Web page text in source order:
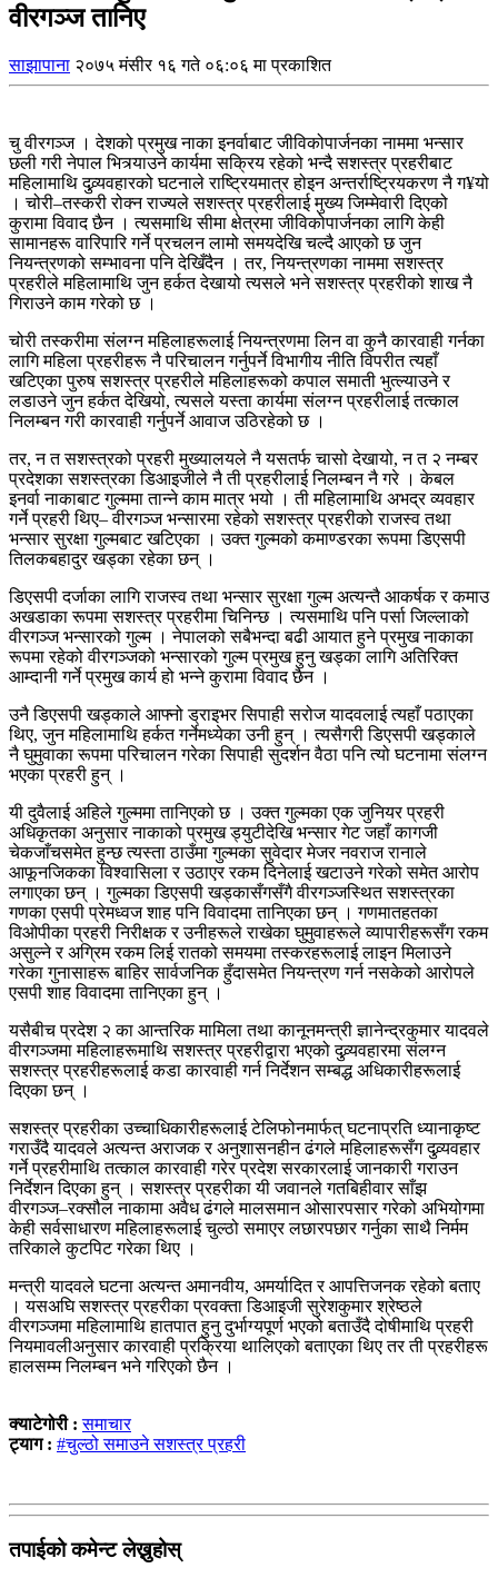
वीरगञ्ज तानिए
साझापाना २०७५ मंसीर १६ गते ०६:०६ मा प्रकाशित
चु वीरगञ्ज । देशको प्रमुख नाका इनर्वाबाट जीविकोपार्जनका नाममा भन्सार
छली गरी नेपाल भित्र्याउने कार्यमा सक्रिय रहेको भन्दै सशस्त्र प्रहरीबाट
महिलामाथि दुव्र्यवहारको घटनाले राष्ट्रियमात्र होइन अन्तर्राष्ट्रियकरण नै ग¥यो
। चोरी–तस्करी रोक्न राज्यले सशस्त्र प्रहरीलाई मुख्य जिम्मेवारी दिएको
कुरामा विवाद छैन । त्यसमाथि सीमा क्षेत्रमा जीविकोपार्जनका लागि केही
सामानहरू वारिपारि गर्ने प्रचलन लामो समयदेखि चल्दै आएको छ जुन
नियन्त्रणको सम्भावना पनि देखिँदैन । तर, नियन्त्रणका नाममा सशस्त्र
प्रहरीले महिलामाथि जुन हर्कत देखायो त्यसले भने सशस्त्र प्रहरीको शाख नै
गिराउने काम गरेको छ ।
चोरी तस्करीमा संलग्न महिलाहरूलाई नियन्त्रणमा लिन वा कुनै कारवाही गर्नका
लागि महिला प्रहरीहरू नै परिचालन गर्नुपर्ने विभागीय नीति विपरीत त्यहाँ
खटिएका पुरुष सशस्त्र प्रहरीले महिलाहरूको कपाल समाती भुत्ल्याउने र
लडाउने जुन हर्कत देखियो, त्यसले यस्ता कार्यमा संलग्न प्रहरीलाई तत्काल
निलम्बन गरी कारवाही गर्नुपर्ने आवाज उठिरहेको छ ।
तर, न त सशस्त्रको प्रहरी मुख्यालयले नै यसतर्फ चासो देखायो, न त २ नम्बर
प्रदेशका सशस्त्रका डिआइजीले नै ती प्रहरीलाई निलम्बन नै गरे । केबल
इनर्वा नाकाबाट गुल्ममा तान्ने काम मात्र भयो । ती महिलामाथि अभद्र व्यवहार
गर्ने प्रहरी थिए– वीरगञ्ज भन्सारमा रहेको सशस्त्र प्रहरीको राजस्व तथा
भन्सार सुरक्षा गुल्मबाट खटिएका । उक्त गुल्मको कमाण्डरका रूपमा डिएसपी
तिलकबहादुर खड्का रहेका छन् ।
डिएसपी दर्जाका लागि राजस्व तथा भन्सार सुरक्षा गुल्म अत्यन्तै आकर्षक र कमाउ
अखडाका रूपमा सशस्त्र प्रहरीमा चिनिन्छ । त्यसमाथि पनि पर्सा जिल्लाको
वीरगञ्ज भन्सारको गुल्म । नेपालको सबैभन्दा बढी आयात हुने प्रमुख नाकाका
रूपमा रहेको वीरगञ्जको भन्सारको गुल्म प्रमुख हुनु खड्का लागि अतिरिक्त
आम्दानी गर्ने प्रमुख कार्य हो भन्ने कुरामा विवाद छैन ।
उनै डिएसपी खड्काले आफ्नो ड्राइभर सिपाही सरोज यादवलाई त्यहाँ पठाएका
थिए, जुन महिलामाथि हर्कत गर्नेमध्येका उनी हुन् । त्यसैगरी डिएसपी खड्काले
नै घुमुवाका रूपमा परिचालन गरेका सिपाही सुदर्शन वैठा पनि त्यो घटनामा संलग्न
भएका प्रहरी हुन् ।
यी दुवैलाई अहिले गुल्ममा तानिएको छ । उक्त गुल्मका एक जुनियर प्रहरी
अधिकृतका अनुसार नाकाको प्रमुख ड्युटीदेखि भन्सार गेट जहाँ कागजी
चेकजाँचसमेत हुन्छ त्यस्ता ठाउँमा गुल्मका सुवेदार मेजर नवराज रानाले
आफूनजिकका विश्वासिला र उठाएर रकम दिनेलाई खटाउने गरेको समेत आरोप
लगाएका छन् । गुल्मका डिएसपी खड्कासँगसँगै वीरगञ्जस्थित सशस्त्रका
गणका एसपी प्रेमध्वज शाह पनि विवादमा तानिएका छन् । गणमातहतका
विओपीका प्रहरी निरीक्षक र उनीहरूले राखेका घुमुवाहरूले व्यापारीहरूसँग रकम
असुल्ने र अग्रिम रकम लिई रातको समयमा तस्करहरूलाई लाइन मिलाउने
गरेका गुनासाहरू बाहिर सार्वजनिक हुँदासमेत नियन्त्रण गर्न नसकेको आरोपले
एसपी शाह विवादमा तानिएका हुन् ।
यसैबीच प्रदेश २ का आन्तरिक मामिला तथा कानूनमन्त्री ज्ञानेन्द्रकुमार यादवले
वीरगञ्जमा महिलाहरूमाथि सशस्त्र प्रहरीद्वारा भएको दुव्र्यवहारमा संलग्न
सशस्त्र प्रहरीहरूलाई कडा कारवाही गर्न निर्देशन सम्बद्ध अधिकारीहरूलाई
दिएका छन् ।
सशस्त्र प्रहरीका उच्चाधिकारीहरूलाई टेलिफोनमार्फत् घटनाप्रति ध्यानाकृष्ट
गराउँदै यादवले अत्यन्त अराजक र अनुशासनहीन ढंगले महिलाहरूसँग दुव्र्यवहार
गर्ने प्रहरीमाथि तत्काल कारवाही गरेर प्रदेश सरकारलाई जानकारी गराउन
निर्देशन दिएका हुन् । सशस्त्र प्रहरीका यी जवानले गतबिहीवार साँझ
वीरगञ्ज–रक्सौल नाकामा अवैध ढंगले मालसमान ओसारपसार गरेको अभियोगमा
केही सर्वसाधारण महिलाहरूलाई चुल्ठो समाएर लछारपछार गर्नुका साथै निर्मम
तरिकाले कुटपिट गरेका थिए ।
मन्त्री यादवले घटना अत्यन्त अमानवीय, अमर्यादित र आपत्तिजनक रहेको बताए
। यसअघि सशस्त्र प्रहरीका प्रवक्ता डिआइजी सुरेशकुमार श्रेष्ठले
वीरगञ्जमा महिलामाथि हातपात हुनु दुर्भाग्यपूर्ण भएको बताउँदै दोषीमाथि प्रहरी
नियमावलीअनुसार कारवाही प्रक्रिया थालिएको बताएका थिए तर ती प्रहरीहरू
हालसम्म निलम्बन भने गरिएको छैन ।
क्याटेगोरी :समाचार
ट्याग : #चुल्ठो समाउने सशस्त्र प्रहरी
तपाईको कमेन्ट लेख्नुहोस्